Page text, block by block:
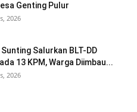
Genting Pulur
2026
Salurkan BLT-DD
13 KPM, Warga Diimbau...
2026